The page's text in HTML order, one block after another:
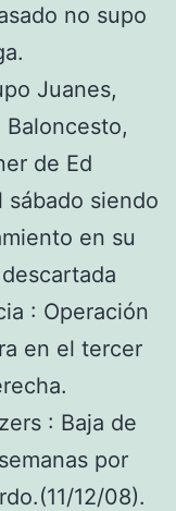
no supo
Juanes,
de Ed
siendo
en su
: Operación
en el tercer
: Baja de
por
12/08).